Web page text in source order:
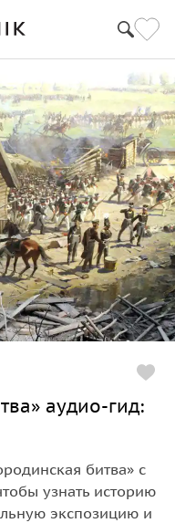
аудио-гид:
битва» с
узнать историю
экспозицию и